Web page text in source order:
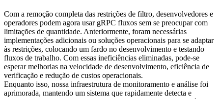
Com a remoção completa das restrições de filtro, desenvolvedores e
operadores podem agora usar gRPC fluxos sem se preocupar com
limitações de quantidade. Anteriormente, foram necessárias
implementações adicionais ou soluções operacionais para se adaptar
às restrições, colocando um fardo no desenvolvimento e testando
fluxos de trabalho. Com essas ineficiências eliminadas, pode-se
esperar melhorias na velocidade de desenvolvimento, eficiência de
verificação e redução de custos operacionais.
Enquanto isso, nossa infraestrutura de monitoramento e análise foi
aprimorada, mantendo um sistema que rapidamente detecta e